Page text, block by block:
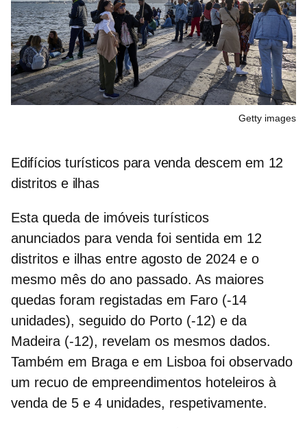
Getty images
Edifícios turísticos para venda descem em 12
distritos e ilhas
Esta queda de imóveis turísticos
anunciados para venda foi sentida em 12
distritos e ilhas entre agosto de 2024 e o
mesmo mês do ano passado. As maiores
quedas foram registadas em Faro (-14
unidades), seguido do Porto (-12) e da
Madeira (-12), revelam os mesmos dados.
Também em Braga e em Lisboa foi observado
um recuo de empreendimentos hoteleiros à
venda de 5 e 4 unidades, respetivamente.